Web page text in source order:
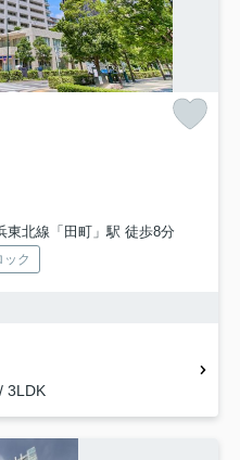
東北線「田町」駅 徒歩8分
ック
3LDK